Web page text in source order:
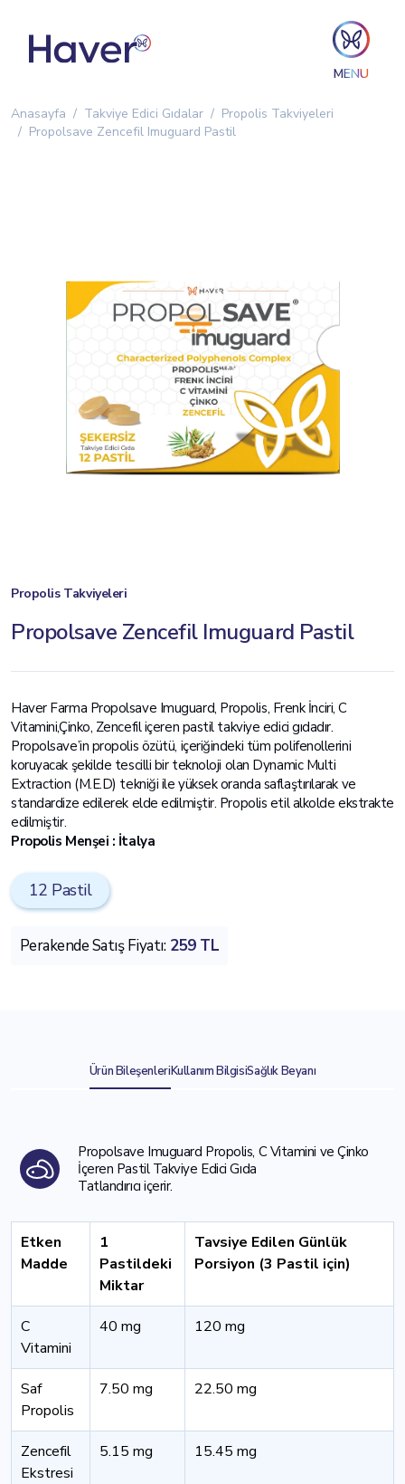
MENU
Anasayfa Takviye Edici Gıdalar
Propolis Takviyeleri
Propolsave Zencefil Imuguard Pastil
Propolis Takviyeleri
Propolsave Zencefil Imuguard Pastil
Haver Farma Propolsave Imuguard, Propolis, Frenk İnciri, C
Vitamini,Çinko, Zencefil içeren pastil takviye edici gıdadır.
Propolsave’in propolis özütü, içeriğindeki tüm polifenollerini
koruyacak şekilde tescilli bir teknoloji olan Dynamic Multi
Extraction (M.E.D) tekniği ile yüksek oranda saflaştırılarak ve
standardize edilerek elde edilmiştir. Propolis etil alkolde ekstrakte
edilmiştir.
Propolis Menşei : İtalya
12 Pastil
Perakende Satış Fiyatı: 259 TL
Ürün BileşenleriKullanım BilgisiSağlık Beyanı
Propolsave Imuguard Propolis, C Vitamini ve Çinko
İçeren Pastil Takviye Edici Gıda
Tatlandırıcı içerir.
Etken
Madde
1
Pastildeki
Miktar
Tavsiye Edilen Günlük
Porsiyon (3 Pastil için)
C
Vitamini
40 mg 120 mg
Saf
Propolis
7.50 mg 22.50 mg
Zencefil
Ekstresi
5.15 mg 15.45 mg